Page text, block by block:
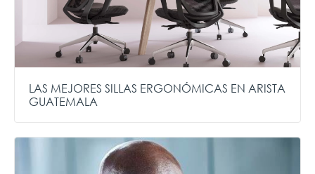
LAS MEJORES SILLAS ERGONÓMICAS EN ARISTA
GUATEMALA